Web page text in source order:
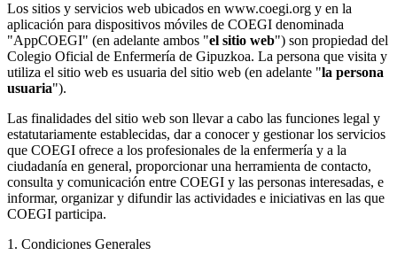
Los sitios y servicios web ubicados en www.coegi.org y en la
aplicación para dispositivos móviles de COEGI denominada
"AppCOEGI" (en adelante ambos "el sitio web") son propiedad del
Colegio Oficial de Enfermería de Gipuzkoa. La persona que visita y
utiliza el sitio web es usuaria del sitio web (en adelante "la persona
usuaria").
Las finalidades del sitio web son llevar a cabo las funciones legal y
estatutariamente establecidas, dar a conocer y gestionar los servicios
que COEGI ofrece a los profesionales de la enfermería y a la
ciudadanía en general, proporcionar una herramienta de contacto,
consulta y comunicación entre COEGI y las personas interesadas, e
informar, organizar y difundir las actividades e iniciativas en las que
COEGI participa.
1. Condiciones Generales